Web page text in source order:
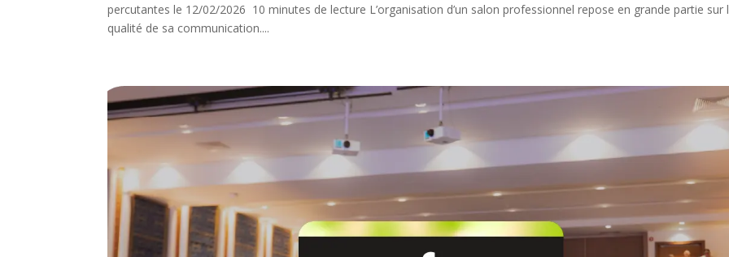
percutantes le 12/02/2026 10 minutes de lecture L’organisation d’un salon professionnel repose en grande partie sur
qualité de sa communication....